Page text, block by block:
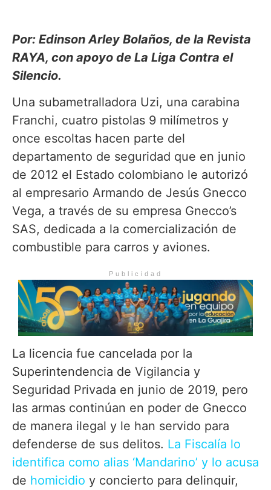
Por: Edinson Arley Bolaños, de la Revista
RAYA, con apoyo de La Liga Contra el
Silencio.
Una subametralladora Uzi, una carabina
Franchi, cuatro pistolas 9 milímetros y
once escoltas hacen parte del
departamento de seguridad que en junio
de 2012 el Estado colombiano le autorizó
al empresario Armando de Jesús Gnecco
Vega, a través de su empresa Gnecco’s
SAS, dedicada a la comercialización de
combustible para carros y aviones.
Publicidad
La licencia fue cancelada por la
Superintendencia de Vigilancia y
Seguridad Privada en junio de 2019, pero
las armas continúan en poder de Gnecco
de manera ilegal y le han servido para
defenderse de sus delitos. La Fiscalía lo
identifica como alias ‘Mandarino’ y lo acusa
de homicidio y concierto para delinquir,